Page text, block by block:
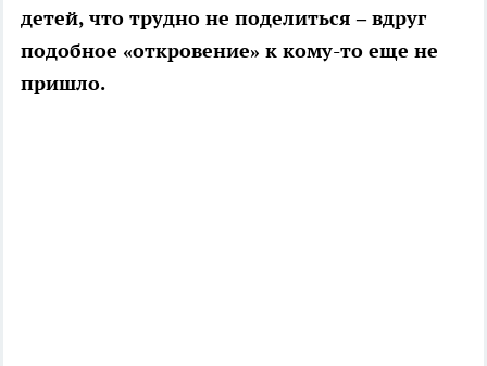
детей, что трудно не поделиться – вдруг
подобное «откровение» к кому-то еще не
пришло.